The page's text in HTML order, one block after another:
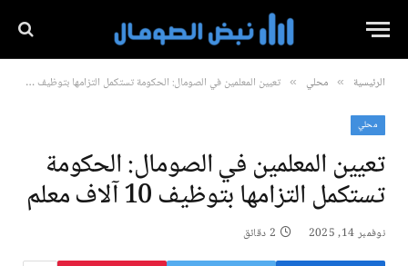
الرئيسية » محلي » تعيين المعلمين في الصومال: الحكومة تستكمل التزامها بتوظيف 10 آلاف معلم
محلي
تعيين المعلمين في الصومال: الحكومة
تستكمل التزامها بتوظيف 10 آلاف معلم
نوفمبر 14, 2025 2 دقائق